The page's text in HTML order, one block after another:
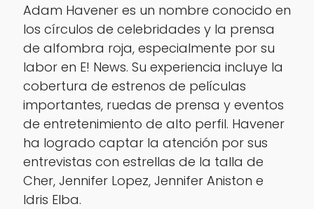
Adam Havener es un nombre conocido en
los círculos de celebridades y la prensa
de alfombra roja, especialmente por su
labor en E! News. Su experiencia incluye la
cobertura de estrenos de películas
importantes, ruedas de prensa y eventos
de entretenimiento de alto perfil. Havener
ha logrado captar la atención por sus
entrevistas con estrellas de la talla de
Cher, Jennifer Lopez, Jennifer Aniston e
Idris Elba.